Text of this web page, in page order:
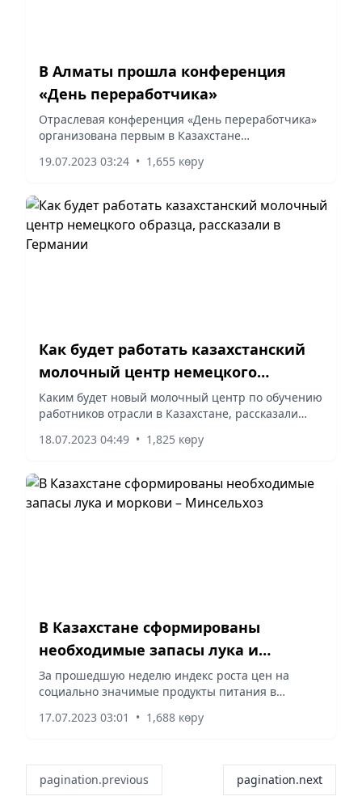
В Алматы прошла конференция
«День переработчика»
Отраслевая конференция «День переработчика»
организована первым в Казахстане
полипропилена KPI и ведущей российской
19.07.2023 03:24 • 1,655 көру
Как будет работать казахстанский
молочный центр немецкого
образца, рассказали в Германии
Каким будет новый молочный центр по обучению
работников отрасли в Казахстане, рассказали
Министерства сельского хозяйства, компании
18.07.2023 04:49 • 1,825 көру
В Казахстане сформированы
необходимые запасы лука и
моркови – Минсельхоз
За прошедшую неделю индекс роста цен на
социально значимые продукты питания в
внимание обращения отечественных
17.07.2023 03:01 • 1,688 көру
pagination.previous pagination.next